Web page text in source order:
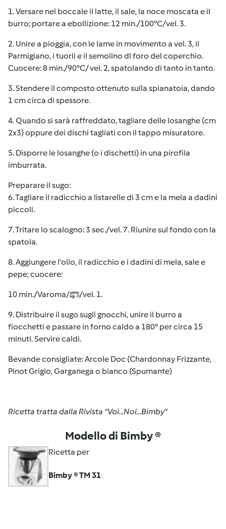
1. Versare nel boccale il latte, il sale, la noce moscata e il
burro; portare a ebollizione: 12 min./100°C/vel. 3.
2. Unire a pioggia, con le lame in movimento a vel. 3, il
Parmigiano, i tuorli e il semolino dl foro del coperchio.
Cuocere: 8 min./90°C/ vel. 2, spatolando di tanto in tanto.
3. Stendere il composto ottenuto sulla spianatoia, dando
1 cm circa di spessore.
4. Quando si sarà raffreddato, tagliare delle losanghe (cm
2x3) oppure dei dischi tagliati con il tappo misuratore.
5. Disporre le losanghe (o i dischetti) in una pirofila
imburrata.
Preparare il sugo:
6. Tagliare il radicchio a listarelle di 3 cm e la mela a dadini
piccoli.
7. Tritare lo scalogno: 3 sec./vel. 7. Riunire sul fondo con la
spatola.
8. Aggiungere l'olio, il radicchio e i dadini di mela, sale e
pepe; cuocere:
10 min./Varoma/ /vel. 1.
9. Distribuire il sugo sugli gnocchi, unire il burro a
fiocchetti e passare in forno caldo a 180° per circa 15
minuti. Servire caldi.
Bevande consigliate: Arcole Doc (Chardonnay Frizzante,
Pinot Grigio, Garganega o bianco (Spumante)
Ricetta tratta dalla Rivista "Voi...Noi...Bimby"
Modello di Bimby ®
Ricetta per
Bimby ® TM 31